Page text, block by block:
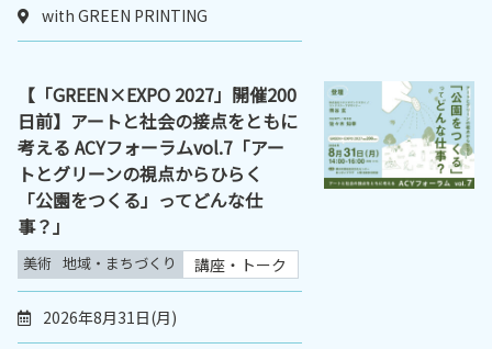
with GREEN PRINTING
【「GREEN×EXPO 2027」開催200
日前】アートと社会の接点をともに
考える ACYフォーラムvol.7「アー
トとグリーンの視点からひらく
「公園をつくる」ってどんな仕
事？」
美術 地域・まちづくり 講座・トーク
2026年8月31日(月)